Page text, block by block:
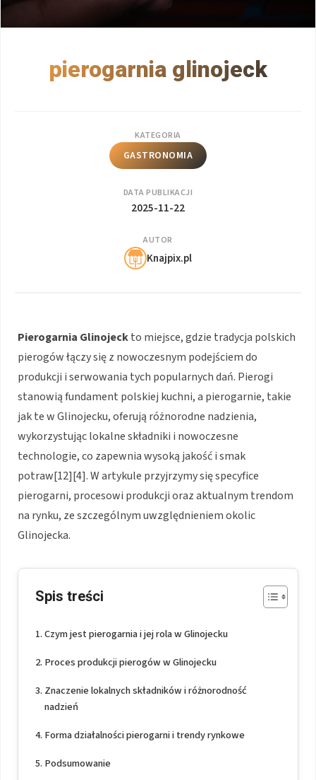
pierogarnia glinojeck
KATEGORIA
GASTRONOMIA
DATA PUBLIKACJI
2025-11-22
AUTOR
Knajpix.pl
Pierogarnia Glinojeckto miejsce, gdzie tradycja polskich
pierogów łączy się z nowoczesnym podejściem do
produkcji i serwowania tych popularnych dań. Pierogi
stanowią fundament polskiej kuchni, a pierogarnie, takie
jak te w Glinojecku, oferują różnorodne nadzienia,
wykorzystując lokalne składniki i nowoczesne
technologie, co zapewnia wysoką jakość i smak
potraw[12][4]. W artykule przyjrzymy się specyfice
pierogarni, procesowi produkcji oraz aktualnym trendom
na rynku, ze szczególnym uwzględnieniem okolic
Glinojecka.
Spis treści
Czym jest pierogarnia i jej rola w Glinojecku
Proces produkcji pierogów w Glinojecku
Znaczenie lokalnych składników i różnorodność
nadzień
Forma działalności pierogarni i trendy rynkowe
Podsumowanie